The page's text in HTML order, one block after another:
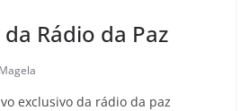
Rádio da Paz
Magela
exclusivo da rádio da paz